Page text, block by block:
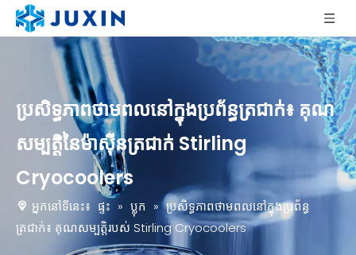
ប្រសិទ្ធភាពថាមពលនៅក្នុងប្រព័ន្ធត្រជាក់៖ គុណ
សម្បត្តិនៃម៉ាស៊ីនត្រជាក់ Stirling
Cryocoolers
អ្នកនៅទីនេះ៖ ផ្ទះ » ប្លុក » ប្រសិទ្ធភាពថាមពលនៅក្នុងប្រព័ន្ធ
ត្រជាក់៖ គុណសម្បត្តិរបស់ Stirling Cryocoolers